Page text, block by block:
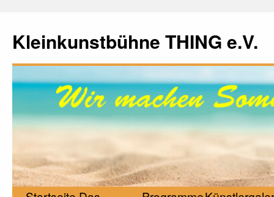
Kleinkunstbühne THING e.V.